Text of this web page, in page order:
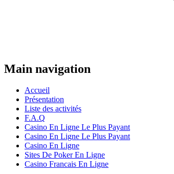
Main navigation
Accueil
Présentation
Liste des activités
F.A.Q
Casino En Ligne Le Plus Payant
Casino En Ligne Le Plus Payant
Casino En Ligne
Sites De Poker En Ligne
Casino Francais En Ligne